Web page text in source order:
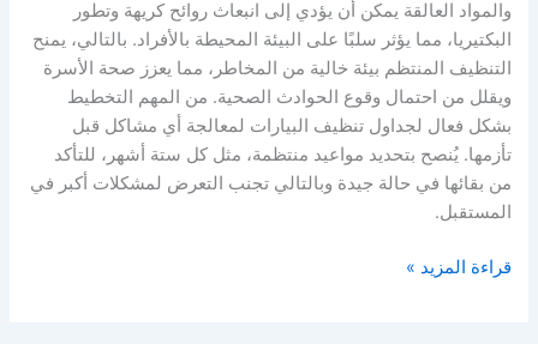
والمواد العالقة يمكن أن يؤدي إلى انبعاث روائح كريهة وتطور
البكتيريا، مما يؤثر سلبًا على البيئة المحيطة بالأفراد. بالتالي، يمنح
التنظيف المنتظم بيئة خالية من المخاطر، مما يعزز صحة الأسرة
ويقلل من احتمال وقوع الحوادث الصحية. من المهم التخطيط
بشكل فعال لجداول تنظيف البيارات لمعالجة أي مشاكل قبل
تأزمها. يُنصح بتحديد مواعيد منتظمة، مثل كل ستة أشهر، للتأكد
من بقائها في حالة جيدة وبالتالي تجنب التعرض لمشكلات أكبر في
المستقبل.
قراءة المزيد »